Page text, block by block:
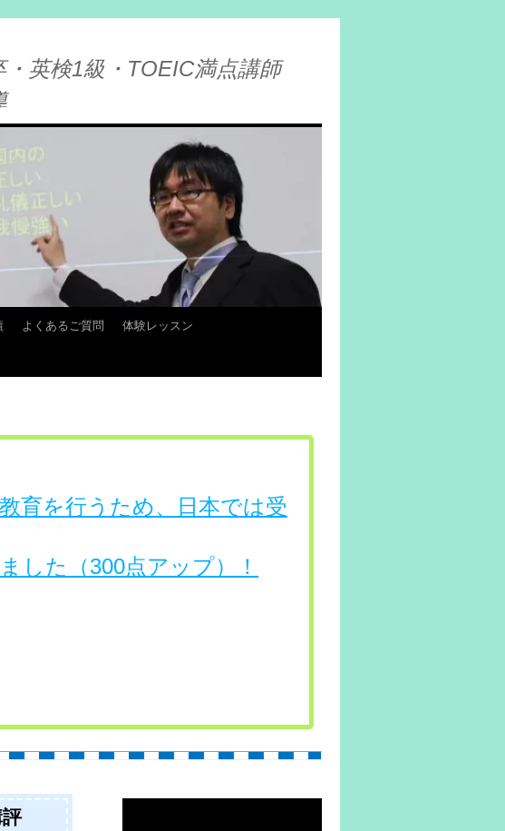
・英検1級・TOEIC満点講師
よくあるご質問
体験レッスン
育を行うため、日本では受
した（300点アップ）！